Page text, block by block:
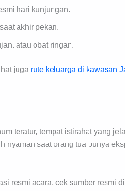
hari kunjungan.
akhir pekan.
atau obat ringan.
juga rute keluarga di kawasan
teratur, tempat istirahat yang
nyaman saat orang tua punya
resmi acara, cek sumber resmi di